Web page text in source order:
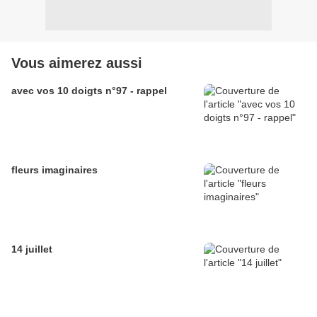
Vous aimerez aussi
avec vos 10 doigts n°97 - rappel
fleurs imaginaires
14 juillet